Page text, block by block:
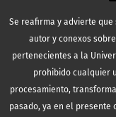
Se reafirma y advierte
autor y conexos
pertenecientes a la
prohibido cualquier
procesamiento,
pasado, ya en el presente